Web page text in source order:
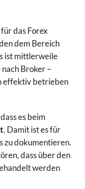
das Forex
dem Bereich
ist mittlerweile
Broker –
effektiv betrieben
es beim
. Damit ist es für
zu dokumentieren.
dass über den
werden